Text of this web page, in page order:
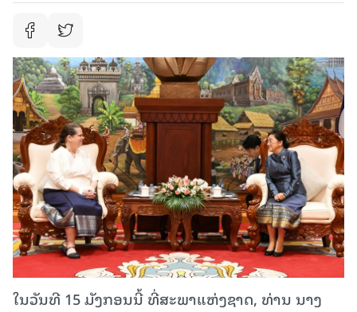
ໃນວັນທີ 15 ມັງກອນນີ້ ທີ່ສະພາແຫ່ງຊາດ, ທ່ານ ນາງ